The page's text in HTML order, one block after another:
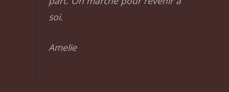
soi.
Amelie